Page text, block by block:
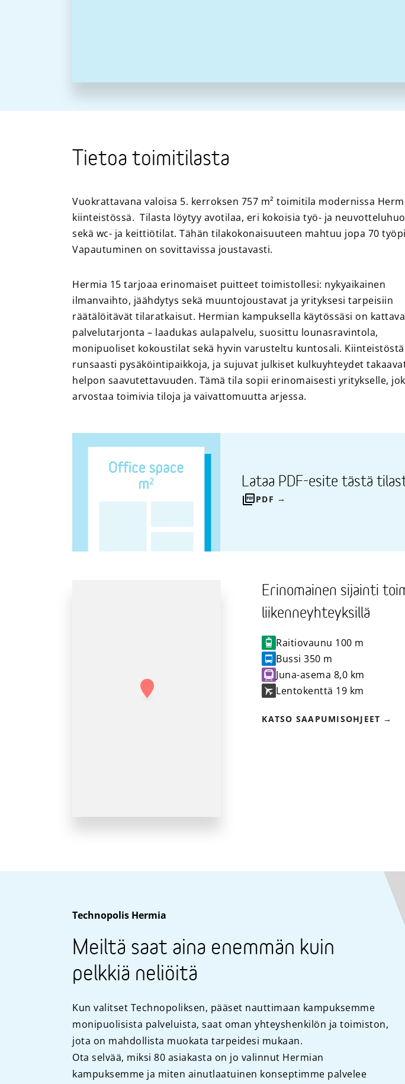
Tietoa toimitilasta
Vuokrattavana valoisa 5. kerroksen 757 m² toimitila modernissa
kiinteistössä. Tilasta löytyy avotilaa, eri kokoisia työ- ja
sekä wc- ja keittiötilat. Tähän tilakokonaisuuteen mahtuu jopa 70
Vapautuminen on sovittavissa joustavasti.
Hermia 15 tarjoaa erinomaiset puitteet toimistollesi: nykyaikainen
ilmanvaihto, jäähdytys sekä muuntojoustavat ja yrityksesi tarpeisiin
räätälöitävät tilaratkaisut. Hermian kampuksella käytössäsi on kattava
palvelutarjonta – laadukas aulapalvelu, suosittu lounasravintola,
monipuoliset kokoustilat sekä hyvin varusteltu kuntosali.
runsaasti pysäköintipaikkoja, ja sujuvat julkiset kulkuyhteydet
helpon saavutettavuuden. Tämä tila sopii erinomaisesti yritykselle,
arvostaa toimivia tiloja ja vaivattomuutta arjessa.
Lataa PDF-esite tästä
PDF
Erinomainen sijainti
liikenneyhteyksillä
Raitiovaunu 100 m
Bussi 350 m
Juna-asema 8,0 km
Lentokenttä 19 km
KATSO SAAPUMISOHJEET
Technopolis Hermia
Meiltä saat aina enemmän kuin
pelkkiä neliöitä
Kun valitset Technopoliksen, pääset nauttimaan kampuksemme
monipuolisista palveluista, saat oman yhteyshenkilön ja toimiston,
jota on mahdollista muokata tarpeidesi mukaan.
Ota selvää, miksi 80 asiakasta on jo valinnut Hermian
kampuksemme ja miten ainutlaatuinen konseptimme palvelee